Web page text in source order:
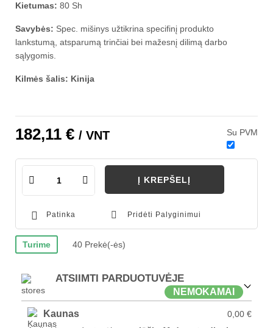
Kietumas: 80 Sh
Savybės: Spec. mišinys užtikrina specifinį produkto
lankstumą, atsparumą trinčiai bei mažesnį dilimą darbo
sąlygomis.
Kilmės šalis: Kinija
182,11 € / VNT Su PVM
Į KREPŠELĮ
Patinka Pridėti Palyginimui
Turime 40 Prekė(-ės)
ATSIIMTI PARDUOTUVĖJE
NEMOKAMAI
Kaunas
0,00 €